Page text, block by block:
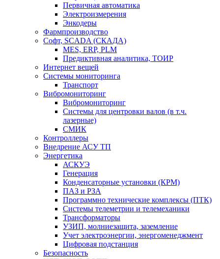
Первичная автоматика
Электроизмерения
Энкодеры
Фармпроизводство
Софт, SCADA (СКАДА)
MES, ERP, PLM
Предиктивная аналитика, ТОИР
Интернет вещей
Системы мониторинга
Транспорт
Вибромониторинг
Вибромониторинг
Системы для центровки валов (в т.ч.
лазерные)
СМИК
Контроллеры
Внедрение АСУ ТП
Энергетика
АСКУЭ
Генерация
Конденсаторные установки (КРМ)
ПАЗ и РЗА
Программно технические комплексы (ПТК)
Системы телеметрии и телемеханики
Трансформаторы
УЗИП, молниезащита, заземление
Учет электроэнергии, энергоменеджмент
Цифровая подстанция
Безопасность